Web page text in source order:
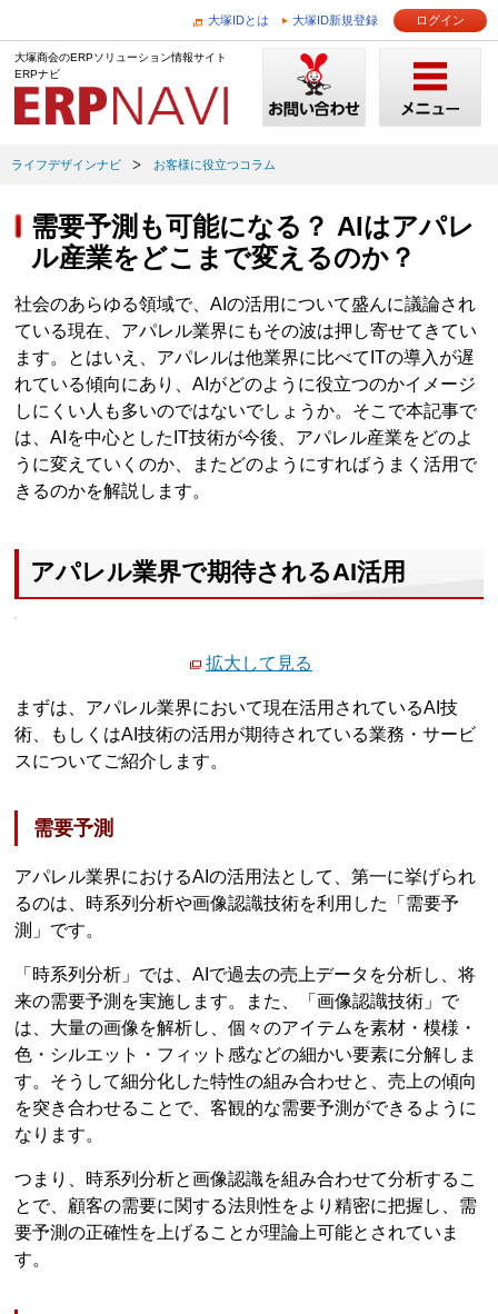
大塚IDとは 大塚ID新規登録 ログイン
大塚商会のERPソリューション情報サイト
ERPナビ
ライフデザインナビ お客様に役立つコラム
需要予測も可能になる？ AIはアパレ
ル産業をどこまで変えるのか？
社会のあらゆる領域で、AIの活用について盛んに議論され
ている現在、アパレル業界にもその波は押し寄せてきてい
ます。とはいえ、アパレルは他業界に比べてITの導入が遅
れている傾向にあり、AIがどのように役立つのかイメージ
しにくい人も多いのではないでしょうか。そこで本記事で
は、AIを中心としたIT技術が今後、アパレル産業をどのよ
うに変えていくのか、またどのようにすればうまく活用で
きるのかを解説します。
アパレル業界で期待されるAI活用
拡大して見る
まずは、アパレル業界において現在活用されているAI技
術、もしくはAI技術の活用が期待されている業務・サービ
スについてご紹介します。
需要予測
アパレル業界におけるAIの活用法として、第一に挙げられ
るのは、時系列分析や画像認識技術を利用した「需要予
測」です。
「時系列分析」では、AIで過去の売上データを分析し、将
来の需要予測を実施します。また、「画像認識技術」で
は、大量の画像を解析し、個々のアイテムを素材・模様・
色・シルエット・フィット感などの細かい要素に分解しま
す。そうして細分化した特性の組み合わせと、売上の傾向
を突き合わせることで、客観的な需要予測ができるように
なります。
つまり、時系列分析と画像認識を組み合わせて分析するこ
とで、顧客の需要に関する法則性をより精密に把握し、需
要予測の正確性を上げることが理論上可能とされていま
す。